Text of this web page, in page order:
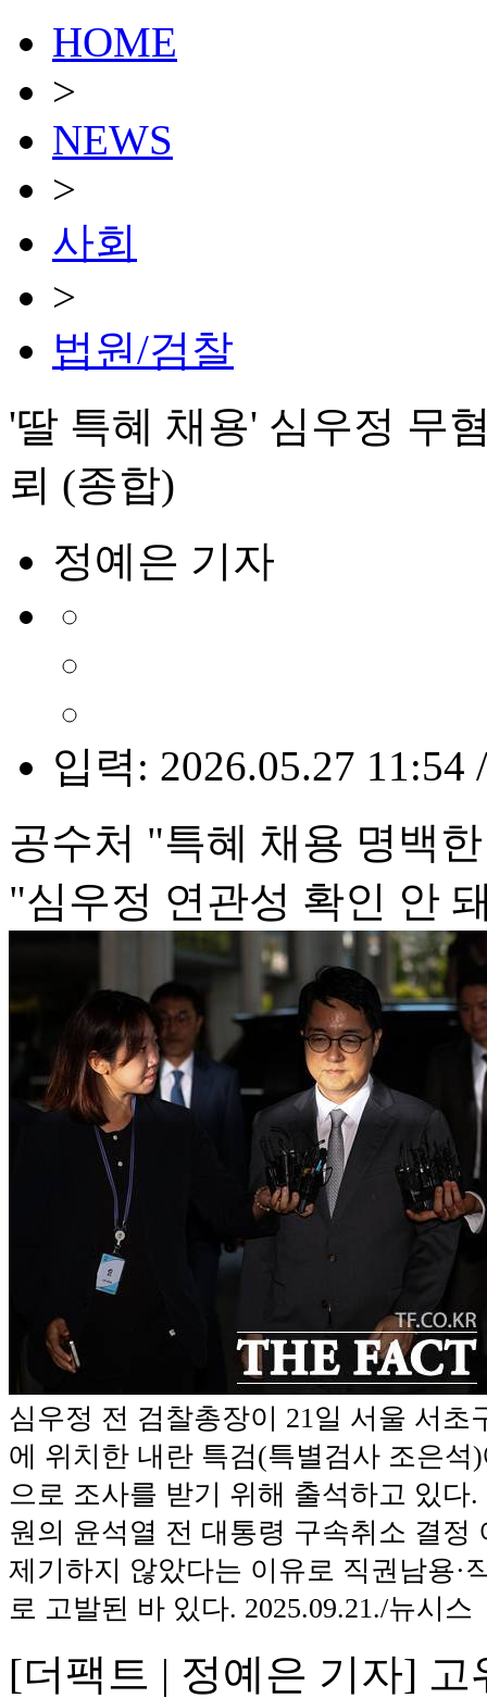
HOME
>
NEWS
>
사회
>
법원/검찰
'딸 특혜 채용' 심우정 무
뢰 (종합)
정예은 기자
입력: 2026.05.27 11:54
공수처 "특혜 채용 명백
"심우정 연관성 확인 안
심우정 전 검찰총장이 21일 서울 서초
에 위치한 내란 특검(특별검사 조은석
으로 조사를 받기 위해 출석하고 있다
원의 윤석열 전 대통령 구속취소 결정
제기하지 않았다는 이유로 직권남용·
로 고발된 바 있다. 2025.09.21./뉴시스
[더팩트 | 정예은 기자]